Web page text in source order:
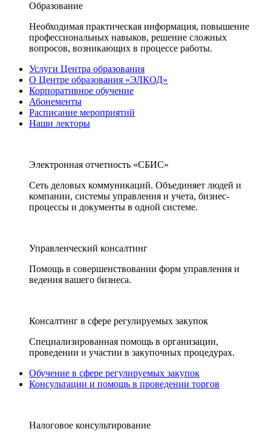
Образование
Необходимая практическая информация, повышение
профессиональных навыков, решение сложных
вопросов, возникающих в процессе работы.
Услуги Центра образования
О Центре образования «ЭЛКОД»
Корпоративное обучение
Абонементы
Расписание мероприятий
Наши лекторы
Электронная отчетность «СБИС»
Сеть деловых коммуникаций. Объединяет людей и
компании, системы управления и учета, бизнес-
процессы и документы в одной системе.
Управленческий консалтинг
Помощь в совершенствовании форм управления и
ведения вашего бизнеса.
Консалтинг в сфере регулируемых закупок
Специализированная помощь в организации,
проведении и участии в закупочных процедурах.
Обучение в сфере регулируемых закупок
Консультации и помощь в проведении торгов
Налоговое консультирование